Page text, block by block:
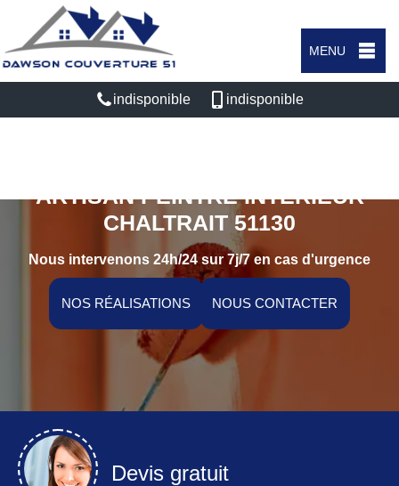
MENU
indisponible indisponible
ARTISAN PEINTRE INTÉRIEUR
CHALTRAIT 51130
Nous intervenons 24h/24 sur 7j/7 en cas d'urgence
NOS RÉALISATIONS NOUS CONTACTER
Devis gratuit